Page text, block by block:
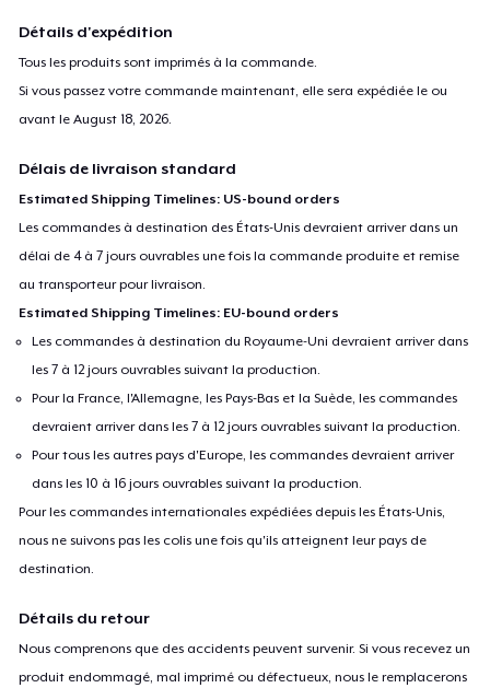
Détails d'expédition
Tous les produits sont imprimés à la commande.
Si vous passez votre commande maintenant, elle sera expédiée le ou
avant leAugust 18, 2026.
Délais de livraison standard
Estimated Shipping Timelines: US-bound orders
Les commandes à destination des États-Unis devraient arriver dans un
délai de 4 à 7 jours ouvrables une fois la commande produite et remise
au transporteur pour livraison.
Estimated Shipping Timelines: EU-bound orders
Les commandes à destination du Royaume-Uni devraient arriver dans
les 7 à 12 jours ouvrables suivant la production.
Pour la France, l'Allemagne, les Pays-Bas et la Suède, les commandes
devraient arriver dans les 7 à 12 jours ouvrables suivant la production.
Pour tous les autres pays d'Europe, les commandes devraient arriver
dans les 10 à 16 jours ouvrables suivant la production.
Pour les commandes internationales expédiées depuis les États-Unis,
nous ne suivons pas les colis une fois qu'ils atteignent leur pays de
destination.
Détails du retour
Nous comprenons que des accidents peuvent survenir. Si vous recevez un
produit endommagé, mal imprimé ou défectueux, nous le remplacerons